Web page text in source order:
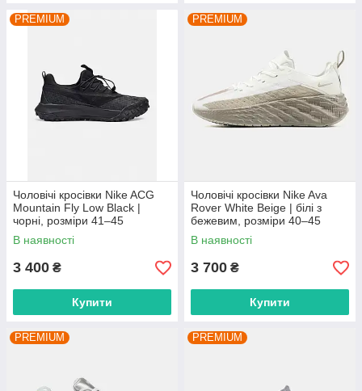
PREMIUM
Чоловічі кросівки Nike ACG
Mountain Fly Low Black |
чорні, розміри 41–45
В наявності
3 400 ₴
Купити
PREMIUM
Чоловічі кросівки Nike Ava
Rover White Beige | білі з
бежевим, розміри 40–45
В наявності
3 700 ₴
Купити
PREMIUM PREMIUM